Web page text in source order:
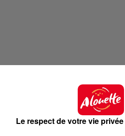
à 7h50 et 9h45 !
Le respect de votre vie